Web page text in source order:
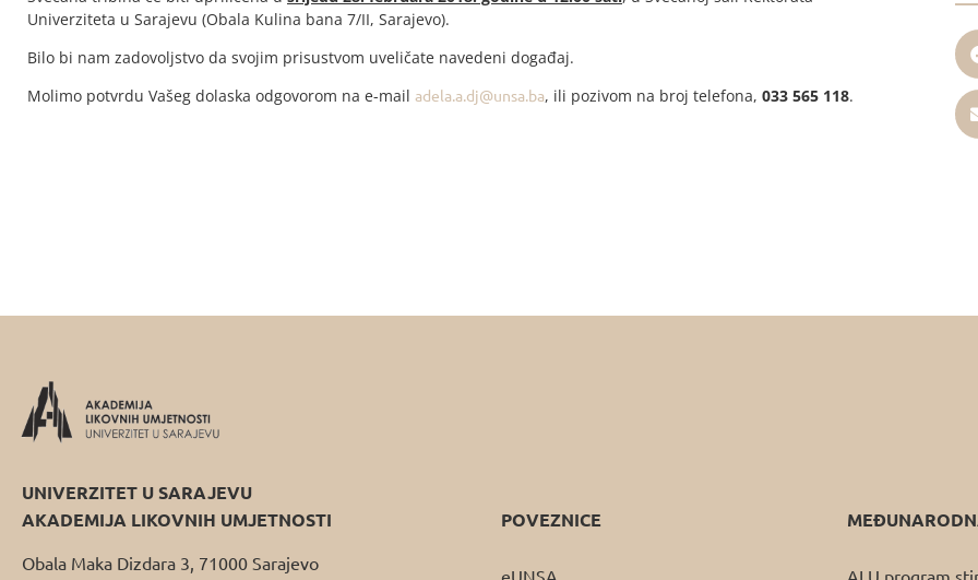
Univerziteta u Sarajevu (Obala Kulina bana 7/II, Sarajevo).
Bilo bi nam zadovoljstvo da svojim prisustvom uveličate navedeni događaj.
Molimo potvrdu Vašeg dolaska odgovorom na e-mail adela.a.dj@unsa.ba, ili pozivom na broj telefona, 033 565 118.
UNIVERZITET U SARAJEVU
AKADEMIJA LIKOVNIH UMJETNOSTI
Obala Maka Dizdara 3, 71000 Sarajevo
POVEZNICE
eUNSA ALU program